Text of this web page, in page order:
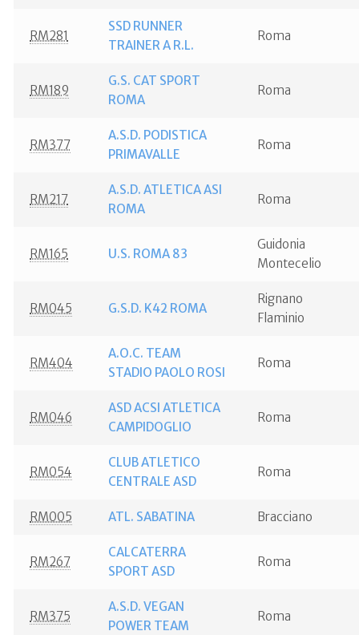
RM281
SSD RUNNER
TRAINER A R.L.
Roma
RM189
G.S. CAT SPORT
ROMA
Roma
RM377
A.S.D. PODISTICA
PRIMAVALLE
Roma
RM217
A.S.D. ATLETICA ASI
ROMA
Roma
RM165 U.S. ROMA 83
Guidonia
Montecelio
RM045 G.S.D. K42 ROMA
Rignano
Flaminio
RM404
A.O.C. TEAM
STADIO PAOLO ROSI
Roma
RM046
ASD ACSI ATLETICA
CAMPIDOGLIO
Roma
RM054
CLUB ATLETICO
CENTRALE ASD
Roma
RM005 ATL. SABATINA Bracciano
RM267
CALCATERRA
SPORT ASD
Roma
RM375
A.S.D. VEGAN
POWER TEAM
Roma